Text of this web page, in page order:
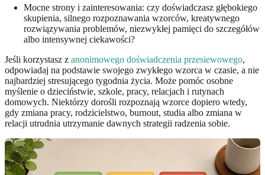
Mocne strony i zainteresowania: czy doświadczasz głębokiego
skupienia, silnego rozpoznawania wzorców, kreatywnego
rozwiązywania problemów, niezwykłej pamięci do szczegółów
albo intensywnej ciekawości?
Jeśli korzystasz z anonimowego doświadczenia przesiewowego,
odpowiadaj na podstawie swojego zwykłego wzorca w czasie, a nie
najbardziej stresującego tygodnia życia. Może pomóc osobne
myślenie o dzieciństwie, szkole, pracy, relacjach i rutynach
domowych. Niektórzy dorośli rozpoznają wzorce dopiero wtedy,
gdy zmiana pracy, rodzicielstwo, burnout, studia albo zmiana w
relacji utrudnia utrzymanie dawnych strategii radzenia sobie.